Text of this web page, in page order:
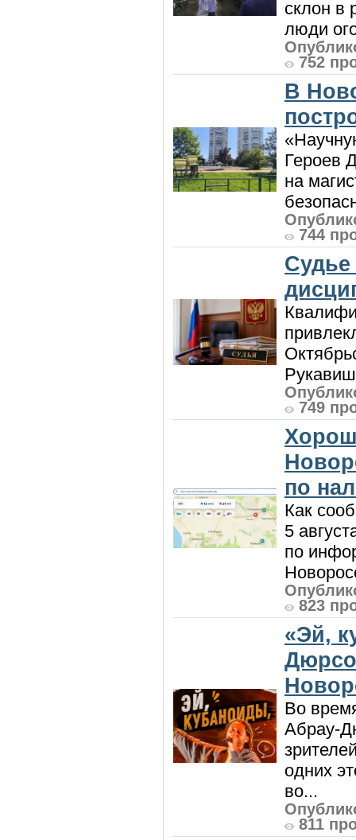
склон в
люди
752
В
Героев
на
744
749
по
Как
5
по
823
«Эй,
Во
Абрау-
одних
во...
811